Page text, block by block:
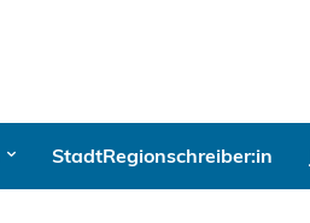
StadtRegionschreiber:in